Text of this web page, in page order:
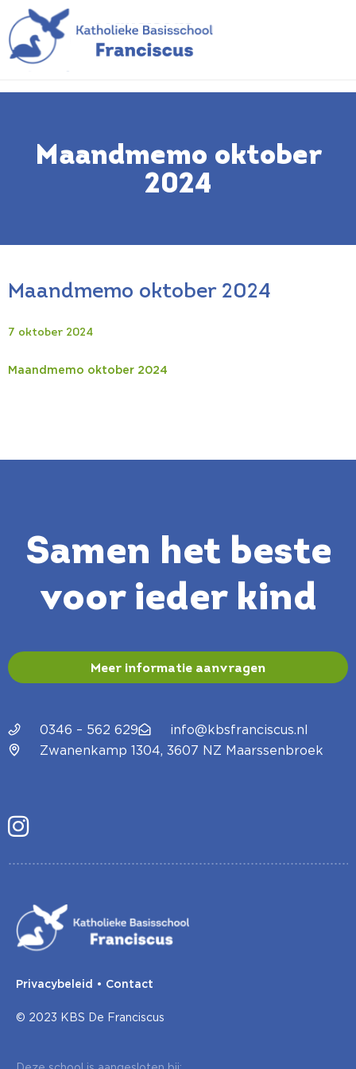
Maandmemo oktober
2024
Maandmemo oktober 2024
7 oktober 2024
Maandmemo oktober 2024
Samen het beste
voor ieder kind
Meer informatie aanvragen
0346 – 562 629
info@kbsfranciscus.nl
Zwanenkamp 1304, 3607 NZ Maarssenbroek
Privacybeleid • Contact
© 2023 KBS De Franciscus